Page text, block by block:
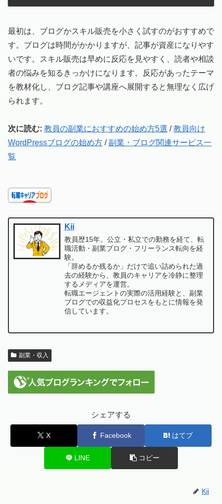
最初は、ブログかスキル販売を小さく試すのがおすすめで
す。ブログは時間がかかりますが、記事が資産になりやす
いです。スキル販売は早めに反応を見やすく、読者や相談
者の悩みを知るきっかけになります。反応があったテーマ
を教材化し、ブログ記事や講座へ展開すると無理なく広げ
られます。
次に読む: 教員の副業におすすめの始め方5選 /教員向け
WordPressブログの始め方 /副業・ブログ関連サービス一
覧
Kii
教員歴15年。公立・私立での勤務を経て、転
職活動・副業ブログ・フリーランス転向を経
験。
「辞めるか残るか」だけで追い詰められた過
去の経験から、教員のキャリアを冷静に整理
するメディアを運営。
転職エージェントの実際の活用経験と、副業
ブログでの収益化プロセスをもとに情報を発
信しています。
副業・収入
シェアする
X Facebook はてブ
LINE コピー
Kii